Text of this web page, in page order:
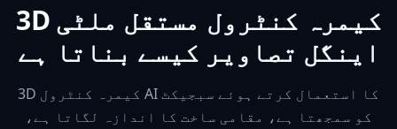
3D کیمرہ کنٹرول مستقل ملٹی
اینگل تصاویر کیسے بناتا ہے
3D کیمرہ کنٹرول AI کا استعمال کرتے ہوئے سبجیکٹ
کو سمجھتا ہے، مقامی ساخت کا اندازہ لگاتا ہے،